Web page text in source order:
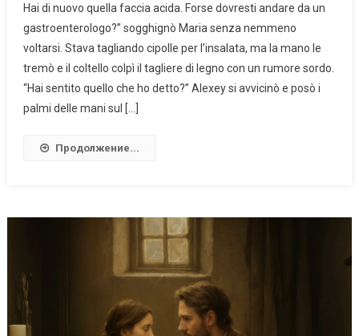
Hai di nuovo quella faccia acida. Forse dovresti andare da un
gastroenterologo?” sogghignò Maria senza nemmeno
voltarsi. Stava tagliando cipolle per l’insalata, ma la mano le
tremò e il coltello colpì il tagliere di legno con un rumore sordo.
“Hai sentito quello che ho detto?” Alexey si avvicinò e posò i
palmi delle mani sul […]
Продолжение...